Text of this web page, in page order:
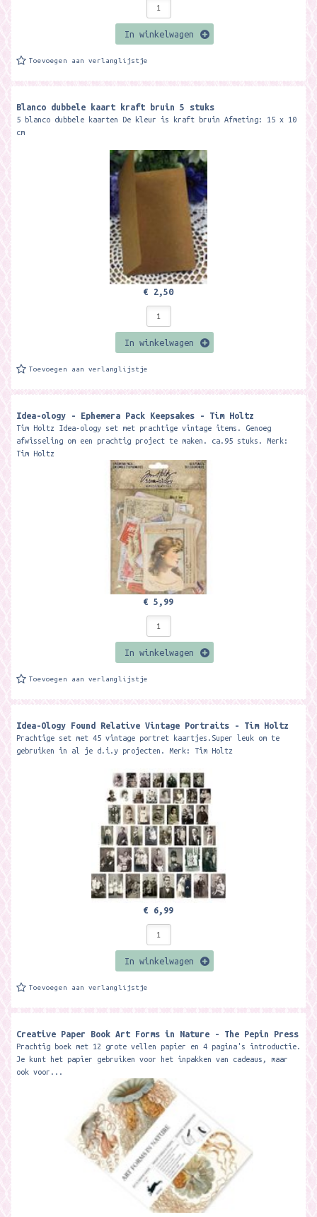
In winkelwagen
Toevoegen aan verlanglijstje
Blanco dubbele kaart kraft bruin 5 stuks
5 blanco dubbele kaarten De kleur is kraft bruin Afmeting: 15 x 10
cm
€ 2,50
In winkelwagen
Toevoegen aan verlanglijstje
Idea-ology - Ephemera Pack Keepsakes - Tim Holtz
Tim Holtz Idea-ology set met prachtige vintage items. Genoeg
afwisseling om een prachtig project te maken. ca.95 stuks. Merk:
Tim Holtz
€ 5,99
In winkelwagen
Toevoegen aan verlanglijstje
Idea-Ology Found Relative Vintage Portraits - Tim Holtz
Prachtige set met 45 vintage portret kaartjes.Super leuk om te
gebruiken in al je d.i.y projecten. Merk: Tim Holtz
€ 6,99
In winkelwagen
Toevoegen aan verlanglijstje
Creative Paper Book Art Forms in Nature - The Pepin Press
Prachtig boek met 12 grote vellen papier en 4 pagina's introductie.
Je kunt het papier gebruiken voor het inpakken van cadeaus, maar
ook voor...